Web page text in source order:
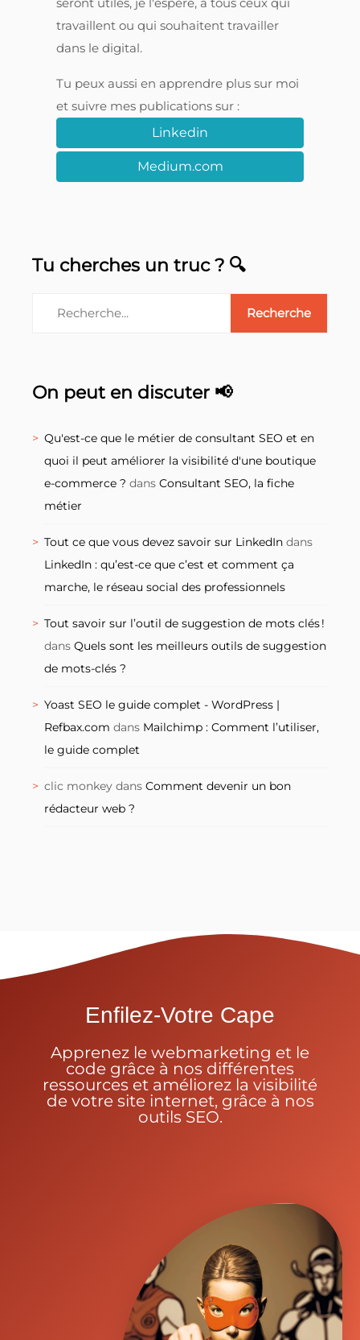
travaillent ou qui souhaitent travailler
dans le digital.
Tu peux aussi en apprendre plus sur moi
et suivre mes publications sur :
Linkedin
Medium.com
Tu cherches un truc ? 🔍
On peut en discuter 📢
Qu'est-ce que le métier de consultant SEO et en
quoi il peut améliorer la visibilité d'une boutique
e-commerce ? dans Consultant SEO, la fiche
métier
Tout ce que vous devez savoir sur LinkedIn dans
LinkedIn : qu’est-ce que c’est et comment ça
marche, le réseau social des professionnels
Tout savoir sur l’outil de suggestion de mots clés !
dans Quels sont les meilleurs outils de suggestion
de mots-clés ?
Yoast SEO le guide complet - WordPress |
Refbax.com dans Mailchimp : Comment l’utiliser,
le guide complet
clic monkey dans Comment devenir un bon
rédacteur web ?
Enfilez-Votre Cape
Apprenez le webmarketing et le
code grâce à nos différentes
ressources et améliorez la visibilité
de votre site internet, grâce à nos
outils SEO.